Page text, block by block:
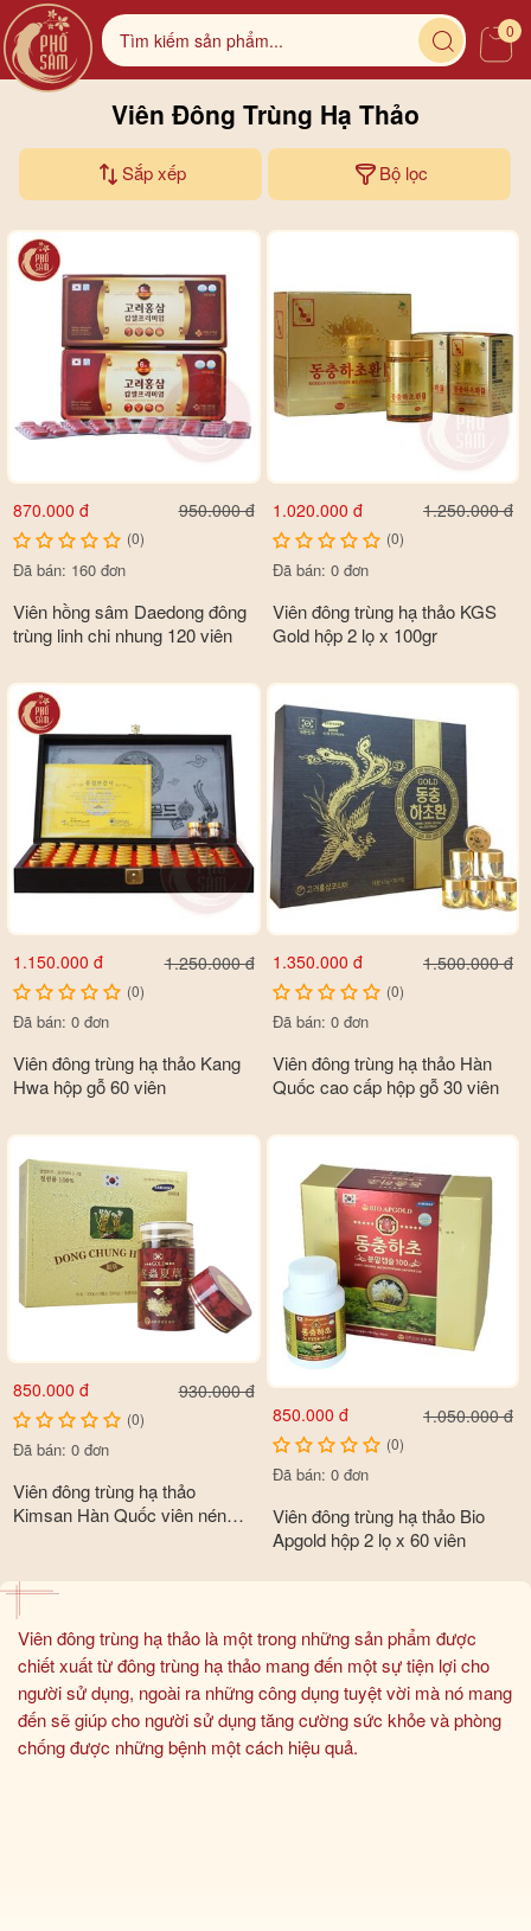
0
Viên Đông Trùng Hạ Thảo
Sắp xếp Bộ lọc
870.000 đ 950.000 đ
(0)
Đã bán: 160 đơn
Viên hồng sâm Daedong đông
trùng linh chi nhung 120 viên
1.020.000 đ 1.250.000 đ
(0)
Đã bán: 0 đơn
Viên đông trùng hạ thảo KGS
Gold hộp 2 lọ x 100gr
1.150.000 đ 1.250.000 đ
(0)
Đã bán: 0 đơn
Viên đông trùng hạ thảo Kang
Hwa hộp gỗ 60 viên
1.350.000 đ 1.500.000 đ
(0)
Đã bán: 0 đơn
Viên đông trùng hạ thảo Hàn
Quốc cao cấp hộp gỗ 30 viên
850.000 đ 930.000 đ
(0)
Đã bán: 0 đơn
Viên đông trùng hạ thảo
Kimsan Hàn Quốc viên nén
850.000 đ 1.050.000 đ
(0)
Đã bán: 0 đơn
Viên đông trùng hạ thảo Bio
Apgold hộp 2 lọ x 60 viên
Viên đông trùng hạ thảo là một trong những sản phẩm được
chiết xuất từ đông trùng hạ thảo mang đến một sự tiện lợi cho
người sử dụng, ngoài ra những công dụng tuyệt vời mà nó mang
đến sẽ giúp cho người sử dụng tăng cường sức khỏe và phòng
chống được những bệnh một cách hiệu quả.